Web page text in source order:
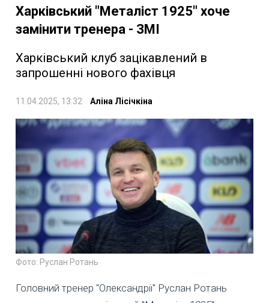
Харківський "Металіст 1925" хоче
замінити тренера - ЗМІ
Харківський клуб зацікавлений в
запрошенні нового фахівця
11.04.2025, 13:32 Аліна Лісічкіна
Фото: Руслан Ротань
Головний тренер "Олександрії" Руслан Ротань